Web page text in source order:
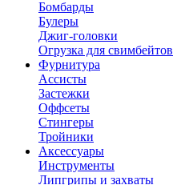
Бомбарды
Булеры
Джиг-головки
Огрузка для свимбейтов
Фурнитура
Ассисты
Застежки
Оффсеты
Стингеры
Тройники
Аксессуары
Инструменты
Липгрипы и захваты